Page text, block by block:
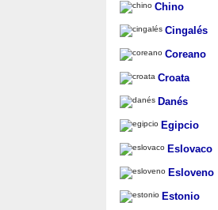
Chino
Cingalés
Coreano
Croata
Danés
Egipcio
Eslovaco
Esloveno
Estonio